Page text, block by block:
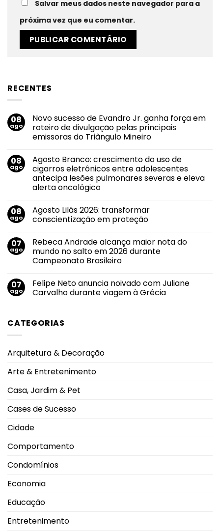
Salvar meus dados neste navegador para a
próxima vez que eu comentar.
RECENTES
08
ago
Novo sucesso de Evandro Jr. ganha força em
roteiro de divulgação pelas principais
emissoras do Triângulo Mineiro
em
Novo
sucesso
de
Evandro
Jr.
em
roteiro
de
principais
emissoras
do
Triângulo
08
ago
Agosto Branco: crescimento do uso de
cigarros eletrônicos entre adolescentes
antecipa lesões pulmonares severas e eleva
alerta oncológico
em
Agosto
Branco:
uso
de
cigarros
eletrônicos
antecipa
lesões
pulmonares
oncológico
08
ago
Agosto Lilás 2026: transformar
conscientização em proteção
em
Agosto
Lilás
2026:
transformar
em
proteção
07
ago
Rebeca Andrade alcança maior nota do
mundo no salto em 2026 durante
Campeonato Brasileiro
em
Rebeca
Andrade
do
mundo
2026
Brasileiro
07
ago
Felipe Neto anuncia noivado com Juliane
Carvalho durante viagem à Grécia
Felipe
Neto
Juliane
viagem
CATEGORIAS
Arquitetura & Decoração
Arte & Entretenimento
Casa, Jardim & Pet
Cases de Sucesso
Cidade
Comportamento
Condomínios
Economia
Educação
Entretenimento